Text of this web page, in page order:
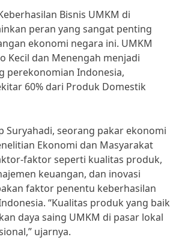
Bisnis UMKM di
peran yang sangat penting
ekonomi negara ini. UMKM
Kecil dan Menengah menjadi
perekonomian Indonesia,
60% dari Produk Domestik
Suryahadi, seorang pakar ekonomi
Ekonomi dan Masyarakat
faktor seperti kualitas produk,
keuangan, dan inovasi
faktor penentu keberhasilan
“Kualitas produk yang baik
daya saing UMKM di pasar lokal
ujarnya.